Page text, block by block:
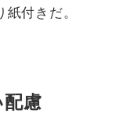
付きだ。
慮